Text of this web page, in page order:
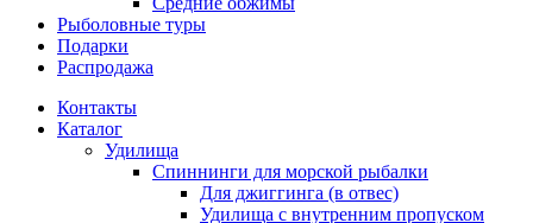
Рыболовные туры
Подарки
Распродажа
Контакты
Каталог
Удилища
Спиннинги для морской рыбалки
Для джиггинга (в отвес)
Удилища с внутренним пропуском